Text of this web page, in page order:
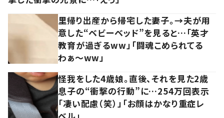
里帰り出産から帰宅した妻子。→夫が用
意した“ベビーベッド”を見ると…「英才
教育が過ぎるww」「闘魂こめられてる
わぁ～ww」
怪我をした4歳娘。直後、それを見た2歳
息子の“衝撃の行動”に…254万回表示
「凄い配慮（笑）」「お顔はかなり重症レ